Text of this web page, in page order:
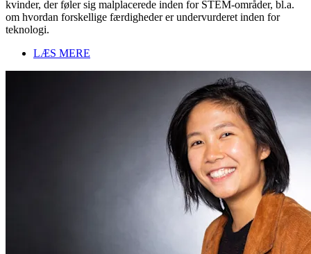
kvinder, der føler sig malplacerede inden for STEM-områder, bl.a.
om hvordan forskellige færdigheder er undervurderet inden for
teknologi.
LÆS MERE